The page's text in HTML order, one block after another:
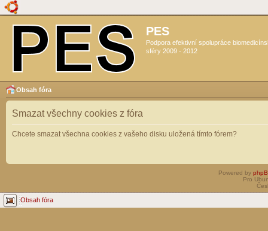
PES
Podpora efektivní spolupráce
sféry 2009 - 2012
Obsah fóra
Smazat všechny cookies z fóra
Chcete smazat všechna cookies z vašeho disku uložená tímto fórem?
Powered by
Pro
Obsah fóra